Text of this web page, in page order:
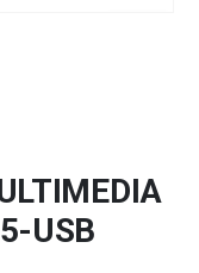
USB